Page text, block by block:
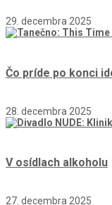
29. decembra 2025
Čo príde po konci
28. decembra 2025
V osídlach alkoholu
27. decembra 2025